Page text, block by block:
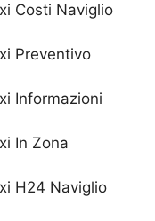
Costi Naviglio
Preventivo
Informazioni
In Zona
H24 Naviglio